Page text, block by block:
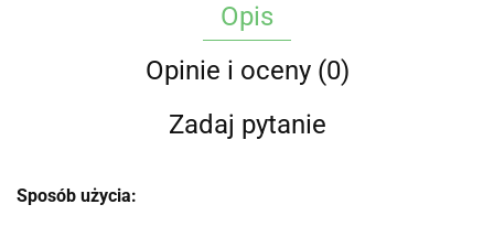
Opis
Opinie i oceny (0)
Zadaj pytanie
Sposób użycia: